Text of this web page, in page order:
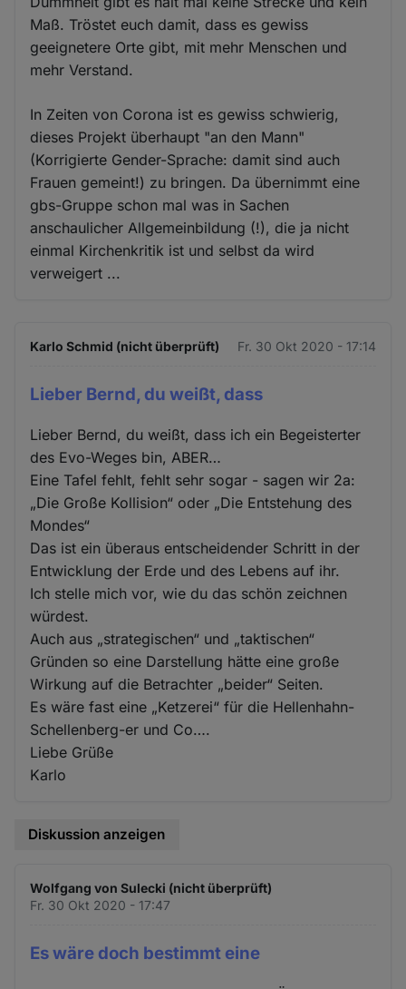
Maß. Tröstet euch damit, dass es gewiss
geeignetere Orte gibt, mit mehr Menschen und
mehr Verstand.
In Zeiten von Corona ist es gewiss schwierig,
dieses Projekt überhaupt "an den Mann"
(Korrigierte Gender-Sprache: damit sind auch
Frauen gemeint!) zu bringen. Da übernimmt eine
gbs-Gruppe schon mal was in Sachen
anschaulicher Allgemeinbildung (!), die ja nicht
einmal Kirchenkritik ist und selbst da wird
verweigert ...
Karlo Schmid (nicht überprüft) Fr. 30 Okt 2020 - 17:14
Lieber Bernd, du weißt, dass
Lieber Bernd, du weißt, dass ich ein Begeisterter
des Evo-Weges bin, ABER…
Eine Tafel fehlt, fehlt sehr sogar - sagen wir 2a:
„Die Große Kollision“ oder „Die Entstehung des
Mondes“
Das ist ein überaus entscheidender Schritt in der
Entwicklung der Erde und des Lebens auf ihr.
Ich stelle mich vor, wie du das schön zeichnen
würdest.
Auch aus „strategischen“ und „taktischen“
Gründen so eine Darstellung hätte eine große
Wirkung auf die Betrachter „beider“ Seiten.
Es wäre fast eine „Ketzerei“ für die Hellenhahn-
Schellenberg-er und Co….
Liebe Grüße
Karlo
Diskussion anzeigen
Wolfgang von Sulecki (nicht überprüft)
Fr. 30 Okt 2020 - 17:47
Es wäre doch bestimmt eine